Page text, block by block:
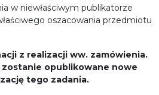
w niewłaściwym publikatorze
oszacowania przedmiotu
z realizacji ww. zamówienia.
opublikowane nowe
tego zadania.